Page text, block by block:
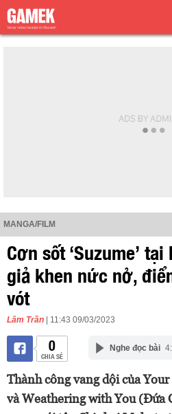
MANGA/FILM
Cơn sốt ‘Suzume’
giả khen nức nở,
vót
Lâm Trần | 11:43 09/03/2023
0
CHIA SẺ
Nghe đọc bài
Thành công vang dội của
và Weathering with You (Đứa